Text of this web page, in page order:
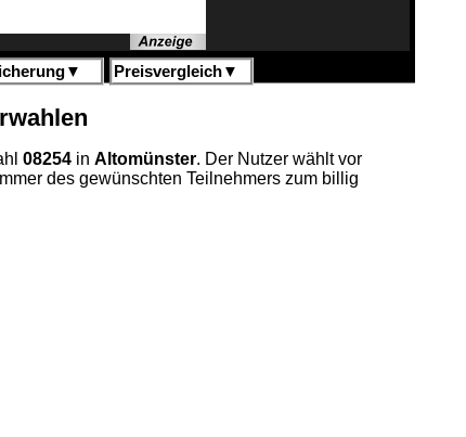
▼ Preisvergleich▼
08254 in Altomünster. Der Nutzer wählt vor
des gewünschten Teilnehmers zum billig